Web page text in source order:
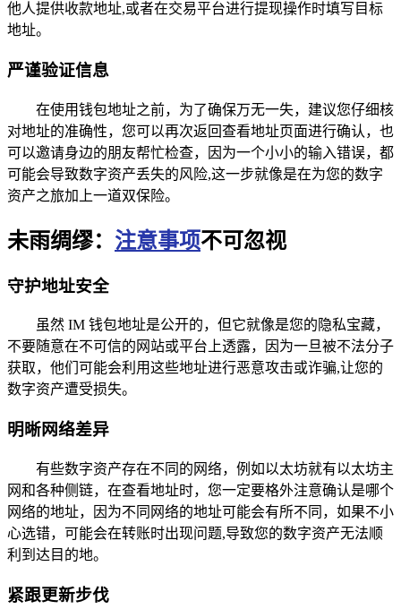
他人提供收款地址,或者在交易平台进行提现操作时填写目标
地址。
严谨验证信息
在使用钱包地址之前，为了确保万无一失，建议您仔细核
对地址的准确性，您可以再次返回查看地址页面进行确认，也
可以邀请身边的朋友帮忙检查，因为一个小小的输入错误，都
可能会导致数字资产丢失的风险,这一步就像是在为您的数字
资产之旅加上一道双保险。
未雨绸缪： 注意事项不可忽视
守护地址安全
虽然 IM 钱包地址是公开的，但它就像是您的隐私宝藏，
不要随意在不可信的网站或平台上透露，因为一旦被不法分子
获取，他们可能会利用这些地址进行恶意攻击或诈骗,让您的
数字资产遭受损失。
明晰网络差异
有些数字资产存在不同的网络，例如以太坊就有以太坊主
网和各种侧链，在查看地址时，您一定要格外注意确认是哪个
网络的地址，因为不同网络的地址可能会有所不同，如果不小
心选错，可能会在转账时出现问题,导致您的数字资产无法顺
利到达目的地。
紧跟更新步伐